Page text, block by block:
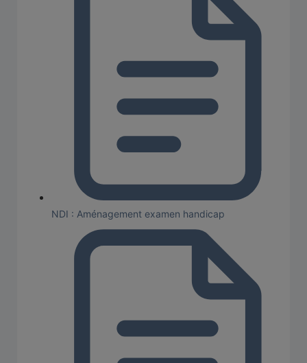
NDI : Aménagement examen handicap